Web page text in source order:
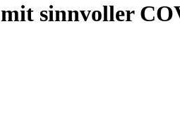
mit sinnvoller